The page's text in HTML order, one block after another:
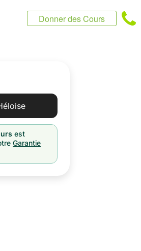
Donner des Cours
est
Garantie